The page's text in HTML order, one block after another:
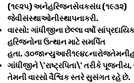
(૧૯૨૫) અનેહરિજનસેવકસંઘ (૧૯૩૨)
જેવીસંસ્થાઓનીસ્થાપનાકરી.
વારસો: ગાંધીજીના છેલ્લા વર્ષો
હરિજનોના ઉત્થાન માટે સમર્પિત
હતા.
ગાંધીજીને \'રાષ્ટ્રપિતા\' તરીકે
તેમની વારસો વૈશ્વિક સ્તરે સુસંગત રહે છે.